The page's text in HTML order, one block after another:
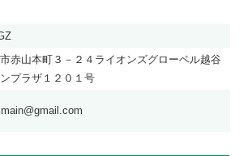
赤山本町３－２４ライオンズグローベル越谷
プラザ１２０１号